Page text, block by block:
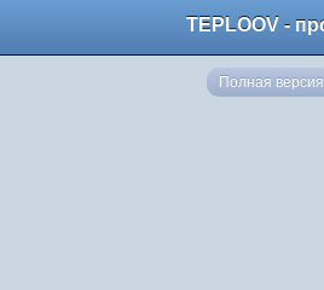
Полная версия